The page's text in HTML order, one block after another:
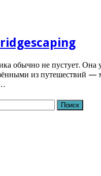
обычно не пустует. Она
из путешествий —